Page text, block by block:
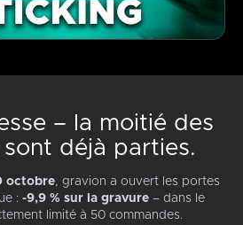
– la moitié des
déjà parties.
octobre, gravion a ouvert les portes
: -9,9 % sur la gravure – dans le
limité à 50 commandes.